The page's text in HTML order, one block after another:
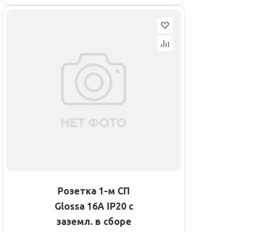
Розетка 1-м СП
Glossa 16А IP20 с
заземл. в сборе